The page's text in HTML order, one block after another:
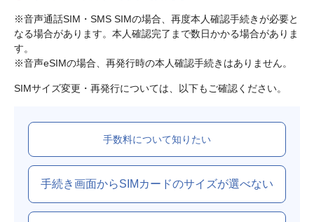
※音声通話SIM・SMS SIMの場合、再度本人確認手続きが必要と
なる場合があります。本人確認完了まで数日かかる場合がありま
す。
SIMサイズ変更・再発行については、以下もご確認ください。
手数料について知りたい
手続き画面からSIMカードのサイズが選べない